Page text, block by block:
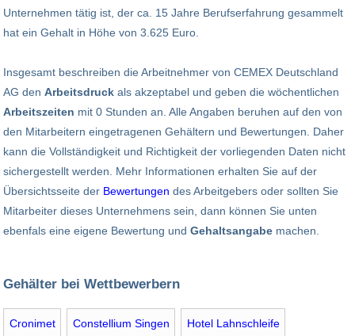
Unternehmen tätig ist, der ca. 15 Jahre Berufserfahrung gesammelt
hat ein Gehalt in Höhe von 3.625 Euro.
Insgesamt beschreiben die Arbeitnehmer von CEMEX Deutschland
AG den Arbeitsdruck als akzeptabel und geben die wöchentlichen
Arbeitszeiten mit 0 Stunden an. Alle Angaben beruhen auf den von
den Mitarbeitern eingetragenen Gehältern und Bewertungen. Daher
kann die Vollständigkeit und Richtigkeit der vorliegenden Daten nicht
sichergestellt werden. Mehr Informationen erhalten Sie auf der
Übersichtsseite der Bewertungen des Arbeitgebers oder sollten Sie
Mitarbeiter dieses Unternehmens sein, dann können Sie unten
ebenfals eine eigene Bewertung und Gehaltsangabe machen.
Gehälter bei Wettbewerbern
Cronimet Constellium Singen Hotel Lahnschleife